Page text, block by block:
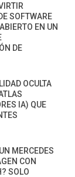
SOFTWARE
EN UN
DE
OCULTA
IA) QUE
MERCEDES
CON
SOLO